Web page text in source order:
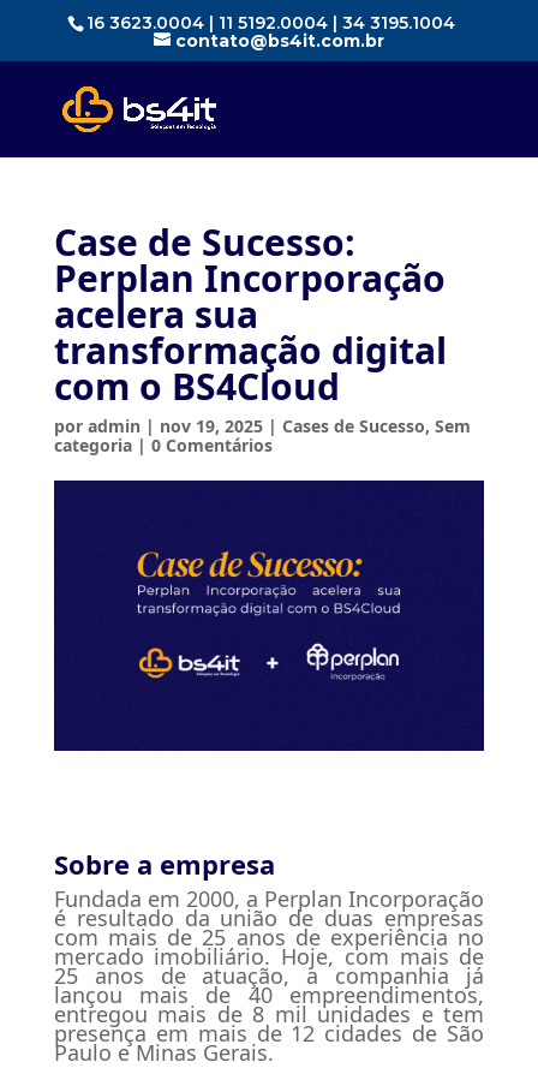
16 3623.0004 | 11 5192.0004 | 34 3195.1004
contato@bs4it.com.br
Case de Sucesso:
Perplan Incorporação
acelera sua
transformação digital
com o BS4Cloud
por admin | nov 19, 2025| Cases de Sucesso, Sem
categoria| 0 Comentários
Sobre a empresa
Fundada em 2000, a Perplan Incorporação
é resultado da união de duas empresas
com mais de 25 anos de experiência no
mercado imobiliário. Hoje, com mais de
25 anos de atuação, a companhia já
lançou mais de 40 empreendimentos,
entregou mais de 8 mil unidades e tem
presença em mais de 12 cidades de São
Paulo e Minas Gerais.